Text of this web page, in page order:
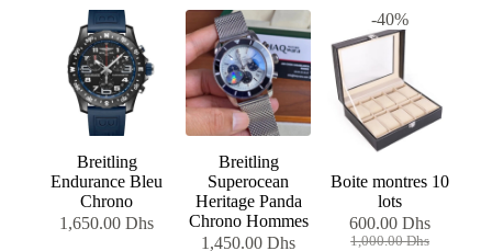
Breitling
Endurance Bleu
Chrono
1,650.00Dhs
Breitling
Superocean
Heritage Panda
Chrono Hommes
1,450.00Dhs
-40%
Boite montres 10
lots
1,000.00Dhs
Le
600.00Dhs
Le